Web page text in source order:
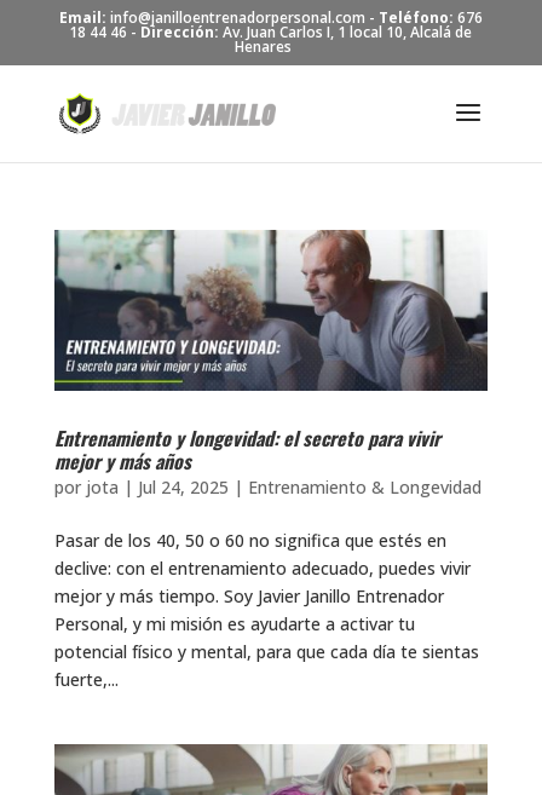
Email: info@janilloentrenadorpersonal.com - Teléfono: 676
18 44 46 - Dirección: Av. Juan Carlos I, 1 local 10, Alcalá de
Henares
Entrenamiento y longevidad: el secreto para vivir
mejor y más años
por jota | Jul 24, 2025 | Entrenamiento & Longevidad
Pasar de los 40, 50 o 60 no significa que estés en
declive: con el entrenamiento adecuado, puedes vivir
mejor y más tiempo. Soy Javier Janillo Entrenador
Personal, y mi misión es ayudarte a activar tu
potencial físico y mental, para que cada día te sientas
fuerte,...